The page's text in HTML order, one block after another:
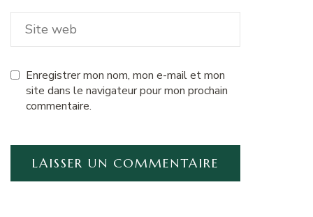
Enregistrer mon nom, mon e-mail et mon
site dans le navigateur pour mon prochain
commentaire.